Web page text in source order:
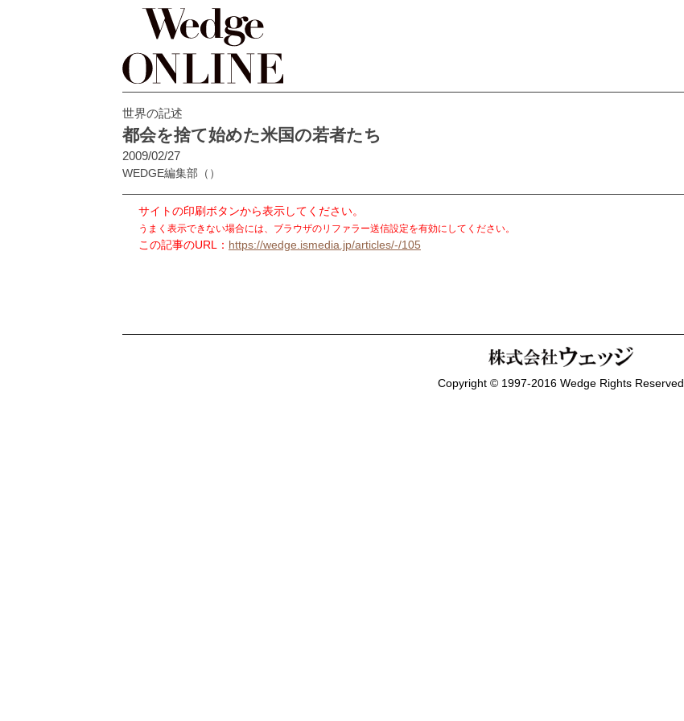
世界の記述
都会を捨て始めた米国の若者たち
2009/02/27
WEDGE編集部 （）
サイトの印刷ボタンから表示してください。
うまく表示できない場合には、ブラウザのリファラー送信設定を有効にしてください。
この記事のURL： https://wedge.ismedia.jp/articles/-/105
Copyright © 1997-2016 Wedge Rights Reserved